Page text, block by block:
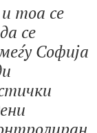
тоа се
се
Софија